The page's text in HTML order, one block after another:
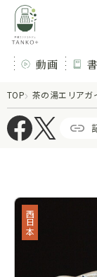
動画
TOP 茶の湯エリアガ
西日本